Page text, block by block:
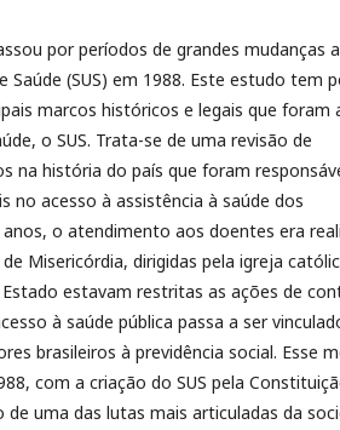
por períodos de grandes mudanças
Saúde (SUS) em 1988. Este estudo tem
marcos históricos e legais que foram
o SUS. Trata-se de uma revisão de
na história do país que foram
no acesso à assistência à saúde dos
o atendimento aos doentes era
Misericórdia, dirigidas pela igreja
estavam restritas as ações de
à saúde pública passa a ser
brasileiros à previdência social. Esse
com a criação do SUS pela
de uma das lutas mais articuladas da